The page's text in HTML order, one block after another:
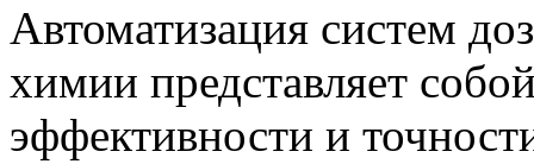
Автоматизация систем
химии представляет
эффективности и